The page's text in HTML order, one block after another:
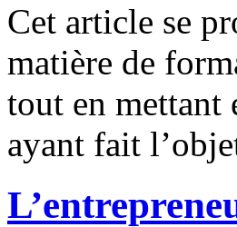
Cet article se
matière de
tout en mettant
ayant fait